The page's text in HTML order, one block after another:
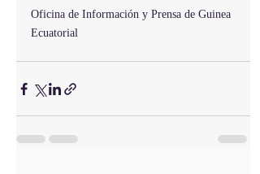
Oficina de Información y Prensa de Guinea
Ecuatorial